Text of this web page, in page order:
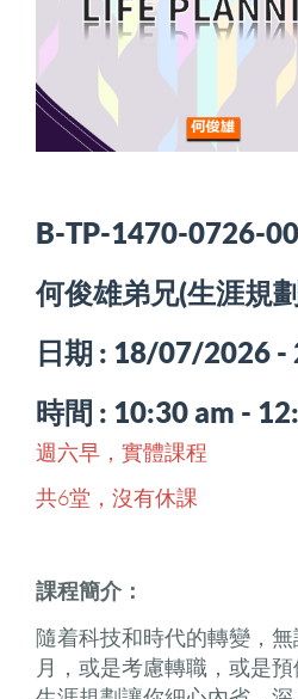
B-TP-1470-0726-
何俊雄弟兄(生涯規
日期 : 18/07/2026
時間 : 10:30 am -
週六早 ，實體課程
共6堂，沒有休課
課程簡介：
隨着科技和時代的轉變，
月，或是考慮轉職，或是